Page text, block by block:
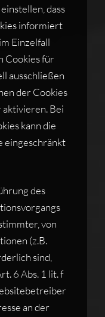
dass
informiert
Einzelfall
Cookies für
ausschließen
der Cookies
aktivieren. Bei
kann die
eingeschränkt
des
von
(z.B.
sind,
6 Abs. 1 lit. f
an der